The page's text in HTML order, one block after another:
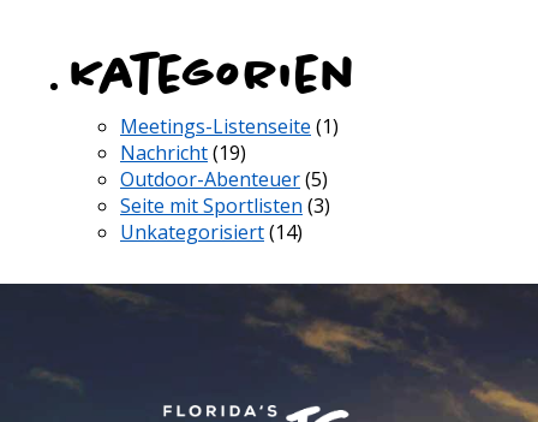
Kategorien
Meetings-Listenseite (1)
Nachricht(19)
Outdoor-Abenteuer(5)
Seite mit Sportlisten (3)
Unkategorisiert(14)